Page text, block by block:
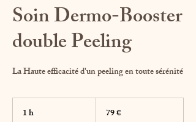
Soin Dermo-Booster
double Peeling
La Haute efficacité d'un peeling en toute sérénité
1 h
euros79 €